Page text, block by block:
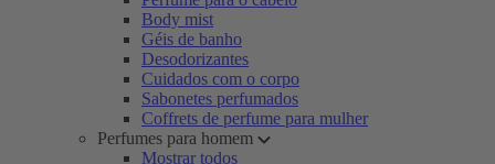
Body mist
Géis de banho
Desodorizantes
Cuidados com o corpo
Sabonetes perfumados
Coffrets de perfume para mulher
Perfumes para homem
Mostrar todos